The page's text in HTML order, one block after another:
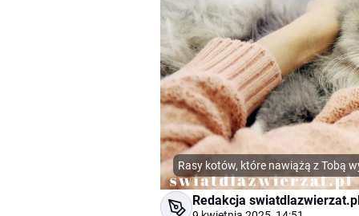
Rasy kotów, które nawiążą z Tobą
Redakcja